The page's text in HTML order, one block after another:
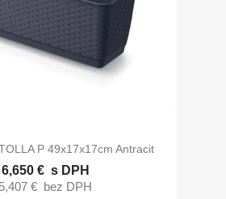
P 49x17x17cm Antracit
6,650 € s DPH
5,407 € bez DPH